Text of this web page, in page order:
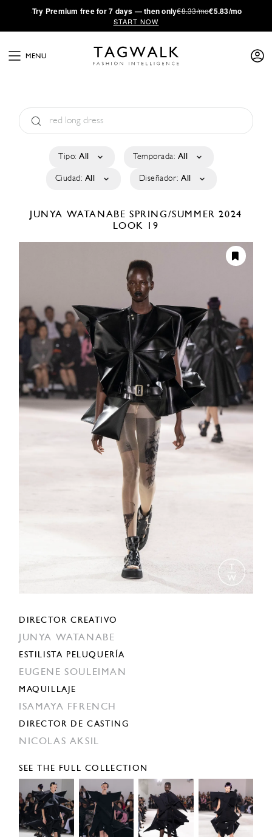
·Try Premium free for 7 days — then only€8.33/mo€5.83/mo
START NOW
MENU
Tipo: All Temporada: All
Ciudad: All Diseñador: All
JUNYA WATANABESPRING/SUMMER 2024
LOOK 19
DIRECTOR CREATIVO
JUNYA WATANABE
ESTILISTA PELUQUERÍA
EUGENE SOULEIMAN
MAQUILLAJE
ISAMAYA FFRENCH
DIRECTOR DE CASTING
NICOLAS AKSIL
SEE THE FULL COLLECTION